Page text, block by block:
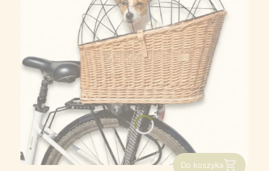
Do koszyka